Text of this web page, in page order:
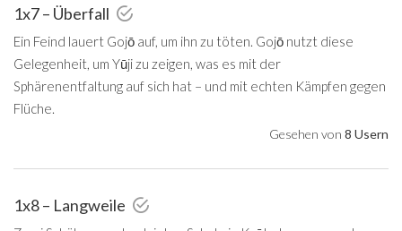
1x7 – Überfall
Ein Feind lauert Gojō auf, um ihn zu töten. Gojō nutzt diese
Gelegenheit, um Yūji zu zeigen, was es mit der
Sphärenentfaltung auf sich hat – und mit echten Kämpfen gegen
Flüche.
Gesehen von 8 Usern
1x8 – Langweile